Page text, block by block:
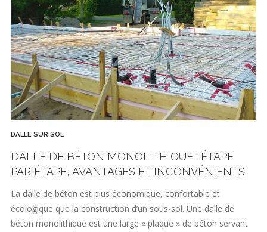
DALLE SUR SOL
DALLE DE BÉTON MONOLITHIQUE : ÉTAPE
PAR ÉTAPE, AVANTAGES ET INCONVÉNIENTS
La dalle de béton est plus économique, confortable et
écologique que la construction d’un sous-sol. Une dalle de
béton monolithique est une large « plaque » de béton servant